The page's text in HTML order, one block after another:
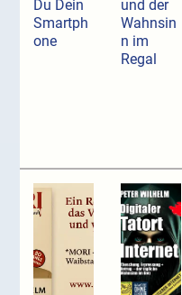
Du Dein
Smartph
one
und der
Wahnsin
n im
Regal